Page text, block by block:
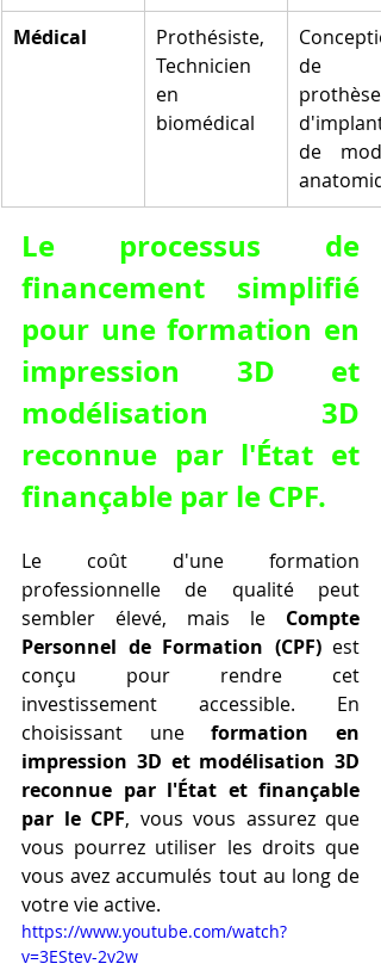
Médical
Prothésiste,
Technicien
en
biomédical
de
prothèses,
de
Le processus de
financement simplifié
pour une formation en
impression 3D et
modélisation 3D
reconnue par l'État et
finançable par le CPF.
Le coût d'une formation
professionnelle de qualité peut
sembler élevé, mais le Compte
Personnel de Formation (CPF) est
conçu pour rendre cet
investissement accessible. En
choisissant une formation en
impression 3D et modélisation 3D
reconnue par l'État et finançable
par le CPF, vous vous assurez que
vous pourrez utiliser les droits que
vous avez accumulés tout au long de
votre vie active.
https://www.youtube.com/watch?
v=3EStev-2v2w